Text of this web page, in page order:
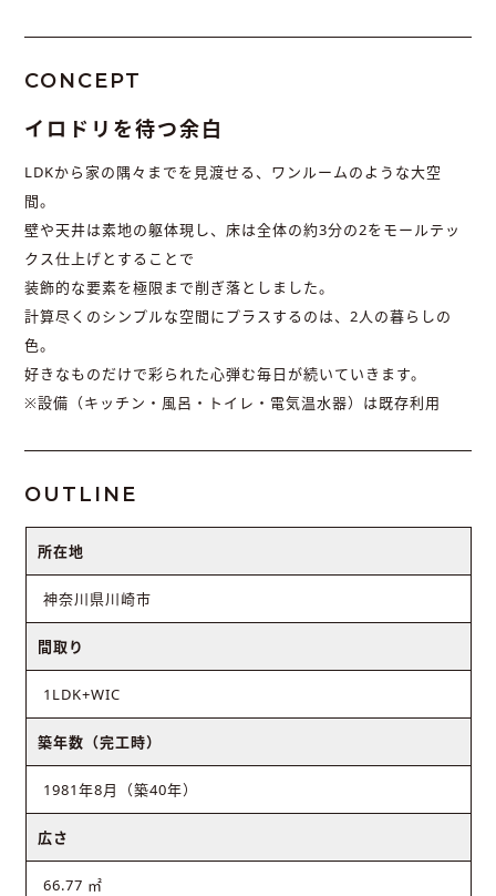
CONCEPT
イロドリを待つ余白
LDKから家の隅々までを見渡せる、ワンルームのような大空
間。
壁や天井は素地の躯体現し、床は全体の約3分の2をモールテッ
クス仕上げとすることで
装飾的な要素を極限まで削ぎ落としました。
計算尽くのシンプルな空間にプラスするのは、2人の暮らしの
色。
好きなものだけで彩られた心弾む毎日が続いていきます。
※設備（キッチン・風呂・トイレ・電気温水器）は既存利用
OUTLINE
所在地
神奈川県川崎市
間取り
1LDK+WIC
築年数（完工時）
1981年8月（築40年）
広さ
66.77 ㎡